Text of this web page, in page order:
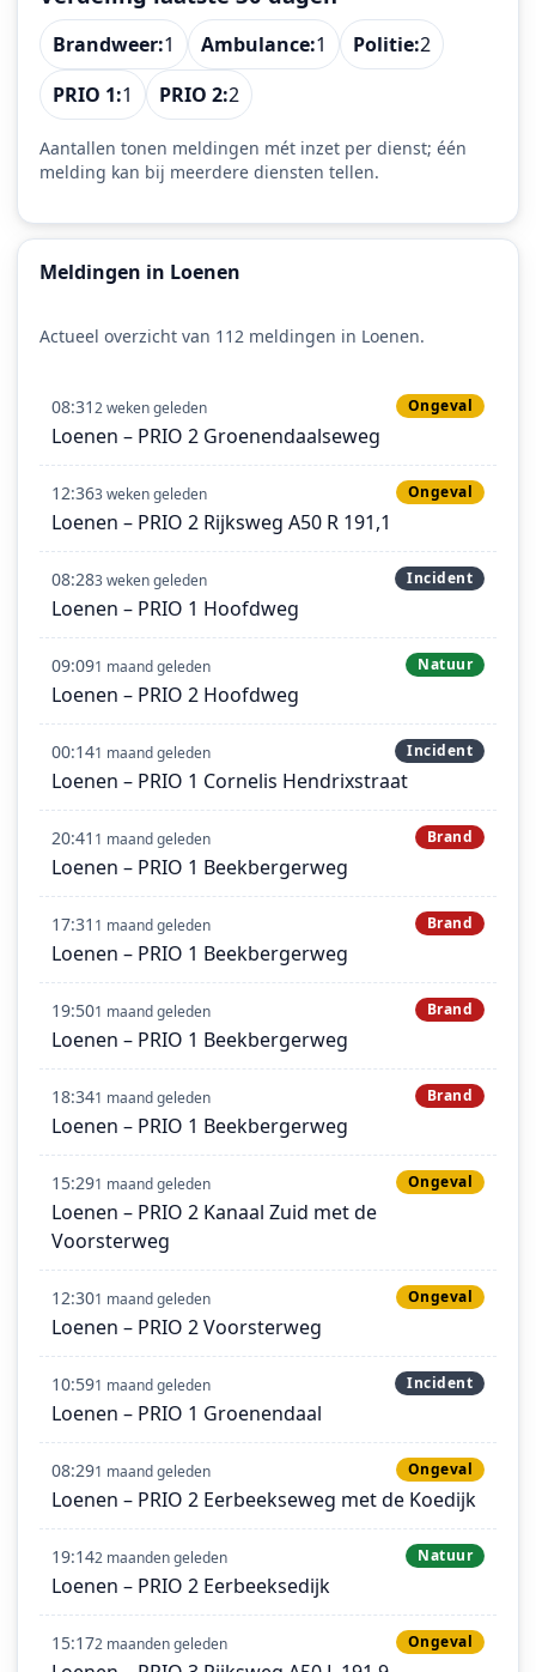
Brandweer:1 Ambulance:1 Politie:2
PRIO 1:1 PRIO 2:2
Aantallen tonen meldingen mét inzet per dienst; één
melding kan bij meerdere diensten tellen.
Meldingen in Loenen
Actueel overzicht van 112 meldingen in Loenen.
08:312 weken geleden Ongeval
Loenen – PRIO 2 Groenendaalseweg
12:363 weken geleden Ongeval
Loenen – PRIO 2 Rijksweg A50 R 191,1
08:283 weken geleden Incident
Loenen – PRIO 1 Hoofdweg
09:091 maand geleden Natuur
Loenen – PRIO 2 Hoofdweg
00:141 maand geleden Incident
Loenen – PRIO 1 Cornelis Hendrixstraat
20:41 1 maand geleden Brand
Loenen – PRIO 1 Beekbergerweg
17:31 1 maand geleden Brand
Loenen – PRIO 1 Beekbergerweg
19:501 maand geleden Brand
Loenen – PRIO 1 Beekbergerweg
18:341 maand geleden Brand
Loenen – PRIO 1 Beekbergerweg
15:291 maand geleden Ongeval
Loenen – PRIO 2 Kanaal Zuid met de
Voorsterweg
12:301 maand geleden Ongeval
Loenen – PRIO 2 Voorsterweg
10:591 maand geleden Incident
Loenen – PRIO 1 Groenendaal
08:291 maand geleden Ongeval
Loenen – PRIO 2 Eerbeekseweg met de Koedijk
19:142 maanden geleden Natuur
Loenen – PRIO 2 Eerbeeksedijk
15:172 maanden geleden Ongeval